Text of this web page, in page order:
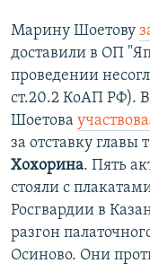
Марину Шоетову
доставили в ОП
проведении
ст.20.2 КоАП РФ).
Шоетова
за отставку главы
Хохорина. Пять
стояли с
Росгвардии в
разгон
Осиново. Они